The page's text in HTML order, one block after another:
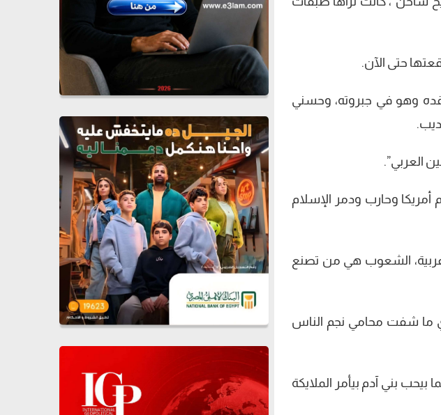
وهو في جبروته، وحسني
العربي”.
وحارب ودمر الإسلام
عربية، الشعوب هي من تصنع
ما شفت محامي نجم الناس
بيحب بني آدم بيأمر الملايكة